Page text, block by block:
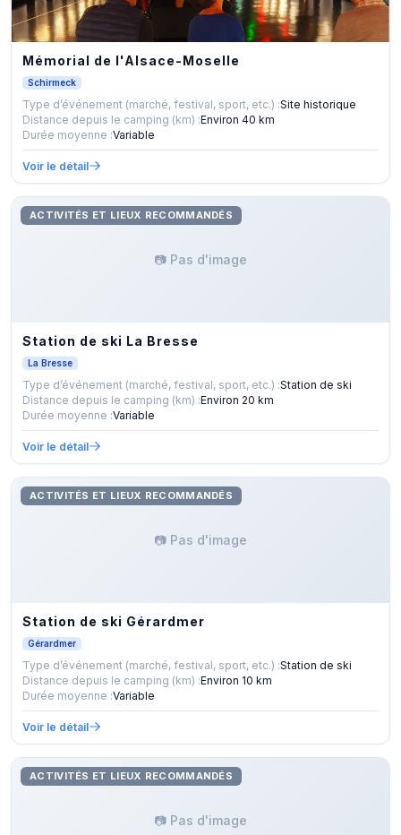
Mémorial de l'Alsace-Moselle
Schirmeck
Type d’événement (marché, festival, sport, etc.) :Site historique
Distance depuis le camping (km) :Environ 40 km
Durée moyenne :Variable
Voir le détail
📷 Pas d'image
ACTIVITÉS ET LIEUX RECOMMANDÉS
Station de ski La Bresse
La Bresse
Type d’événement (marché, festival, sport, etc.) :Station de ski
Distance depuis le camping (km) :Environ 20 km
Durée moyenne :Variable
Voir le détail
📷 Pas d'image
ACTIVITÉS ET LIEUX RECOMMANDÉS
Station de ski Gérardmer
Gérardmer
Type d’événement (marché, festival, sport, etc.) :Station de ski
Distance depuis le camping (km) :Environ 10 km
Durée moyenne :Variable
Voir le détail
📷 Pas d'image
ACTIVITÉS ET LIEUX RECOMMANDÉS